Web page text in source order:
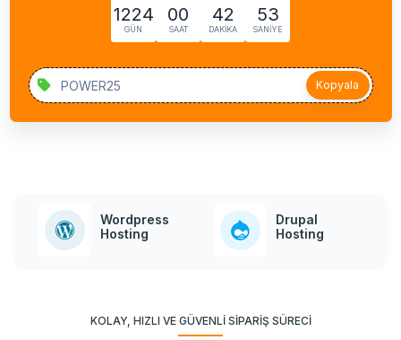
1224
GÜN
00
SAAT
42
DAKIKA
52
SANIYE
Kopyala
Wordpress
Hosting
Drupal
Hosting
KOLAY, HIZLI VE GÜVENLI SIPARIŞ SÜRECI